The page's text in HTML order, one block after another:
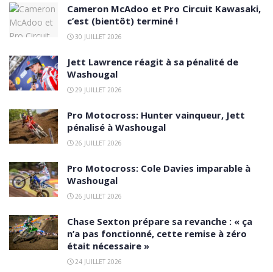
Cameron McAdoo et Pro Circuit Kawasaki,
c’est (bientôt) terminé !
30 JUILLET 2026
Jett Lawrence réagit à sa pénalité de
Washougal
29 JUILLET 2026
Pro Motocross: Hunter vainqueur, Jett
pénalisé à Washougal
26 JUILLET 2026
Pro Motocross: Cole Davies imparable à
Washougal
26 JUILLET 2026
Chase Sexton prépare sa revanche : « ça
n’a pas fonctionné, cette remise à zéro
était nécessaire »
24 JUILLET 2026